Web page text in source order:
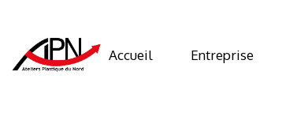
Accueil Entreprise